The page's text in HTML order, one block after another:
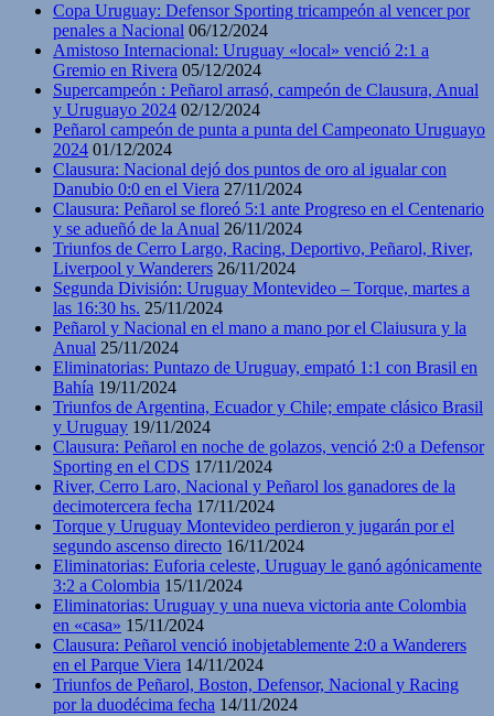
Copa Uruguay: Defensor Sporting tricampeón al vencer por
penales a Nacional 06/12/2024
Amistoso Internacional: Uruguay «local» venció 2:1 a
Gremio en Rivera 05/12/2024
Supercampeón : Peñarol arrasó, campeón de Clausura, Anual
y Uruguayo 2024 02/12/2024
Peñarol campeón de punta a punta del Campeonato Uruguayo
2024 01/12/2024
Clausura: Nacional dejó dos puntos de oro al igualar con
Danubio 0:0 en el Viera 27/11/2024
Clausura: Peñarol se floreó 5:1 ante Progreso en el Centenario
y se adueñó de la Anual 26/11/2024
Triunfos de Cerro Largo, Racing, Deportivo, Peñarol, River,
Liverpool y Wanderers 26/11/2024
Segunda División: Uruguay Montevideo – Torque, martes a
las 16:30 hs. 25/11/2024
Peñarol y Nacional en el mano a mano por el Claiusura y la
Anual 25/11/2024
Eliminatorias: Puntazo de Uruguay, empató 1:1 con Brasil en
Bahía 19/11/2024
Triunfos de Argentina, Ecuador y Chile; empate clásico Brasil
y Uruguay 19/11/2024
Clausura: Peñarol en noche de golazos, venció 2:0 a Defensor
Sporting en el CDS 17/11/2024
River, Cerro Laro, Nacional y Peñarol los ganadores de la
decimotercera fecha 17/11/2024
Torque y Uruguay Montevideo perdieron y jugarán por el
segundo ascenso directo 16/11/2024
Eliminatorias: Euforia celeste, Uruguay le ganó agónicamente
3:2 a Colombia 15/11/2024
Eliminatorias: Uruguay y una nueva victoria ante Colombia
en «casa» 15/11/2024
Clausura: Peñarol venció inobjetablemente 2:0 a Wanderers
en el Parque Viera 14/11/2024
Triunfos de Peñarol, Boston, Defensor, Nacional y Racing
por la duodécima fecha 14/11/2024